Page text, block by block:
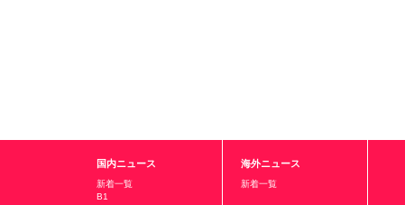
国内ニュース
新着一覧
B1
海外ニュース
新着一覧